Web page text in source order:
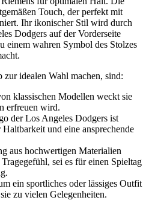
Touch, der perfekt mit
Ihr ikonischer Stil wird durch
Dodgers auf der Vorderseite
einem wahren Symbol des Stolzes
zur idealen Wahl machen, sind:
klassischen Modellen weckt sie
erfreuen wird.
der Los Angeles Dodgers ist
und eine ansprechende
aus hochwertigen Materialien
sei es für einen Spieltag
ein sportliches oder lässiges Outfit
zu vielen Gelegenheiten.